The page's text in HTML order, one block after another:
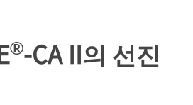
®-CA II의 선진